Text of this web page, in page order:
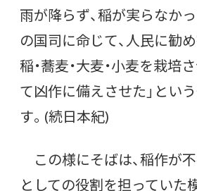
雨が降らず、稲が実らなか
の国司に命じて、人民に勧
稲・蕎麦・大麦・小麦を栽培
て凶作に備えさせた」とい
す。(続日本紀)
この様にそばは、稲作が
としての役割を担っていた